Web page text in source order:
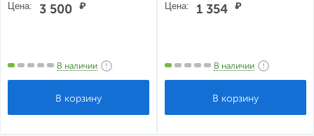
Цена: 3 500 ₽
В наличии
Цена: 1 354 ₽
В наличии